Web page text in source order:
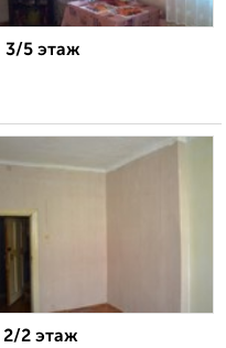
3/5 этаж
2/2 этаж